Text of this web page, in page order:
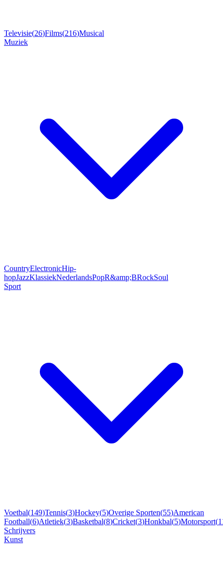
Televisie(26)Films(216)Musical
Muziek
CountryElectronicHip-
hopJazzKlassiekNederlandsPopR&amp;BRockSoul
Sport
Voetbal(149)Tennis(3)Hockey(5)Overige Sporten(55)American
Football(6)Atletiek(3)Basketbal(8)Cricket(3)Honkbal(5)Motorsport(
Schrijvers
Kunst